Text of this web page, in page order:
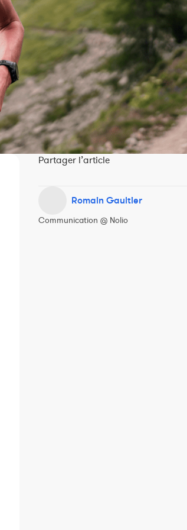
Partager l’article
Romain Gaultier
Communication @ Nolio